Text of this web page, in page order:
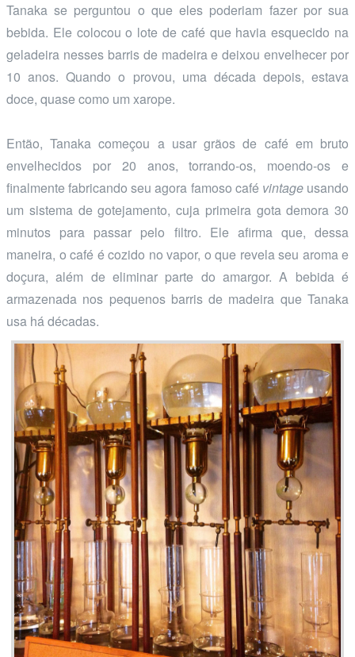
Tanaka se perguntou o que eles poderiam fazer por sua
bebida. Ele colocou o lote de café que havia esquecido na
geladeira nesses barris de madeira e deixou envelhecer por
10 anos. Quando o provou, uma década depois, estava
doce, quase como um xarope.
Então, Tanaka começou a usar grãos de café em bruto
envelhecidos por 20 anos, torrando-os, moendo-os e
finalmente fabricando seu agora famoso café vintageusando
um sistema de gotejamento, cuja primeira gota demora 30
minutos para passar pelo filtro. Ele afirma que, dessa
maneira, o café é cozido no vapor, o que revela seu aroma e
doçura, além de eliminar parte do amargor. A bebida é
armazenada nos pequenos barris de madeira que Tanaka
usa há décadas.